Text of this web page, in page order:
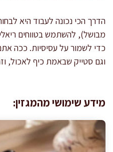
הדרך הכי נכונה לעבוד היא
מבושל), להשתמש בטווחים
כדי לשמור על עסיסיות. ככה
וגם סטייק שבאמת כיף לאכול,
מידע שימושי מהמגזין: